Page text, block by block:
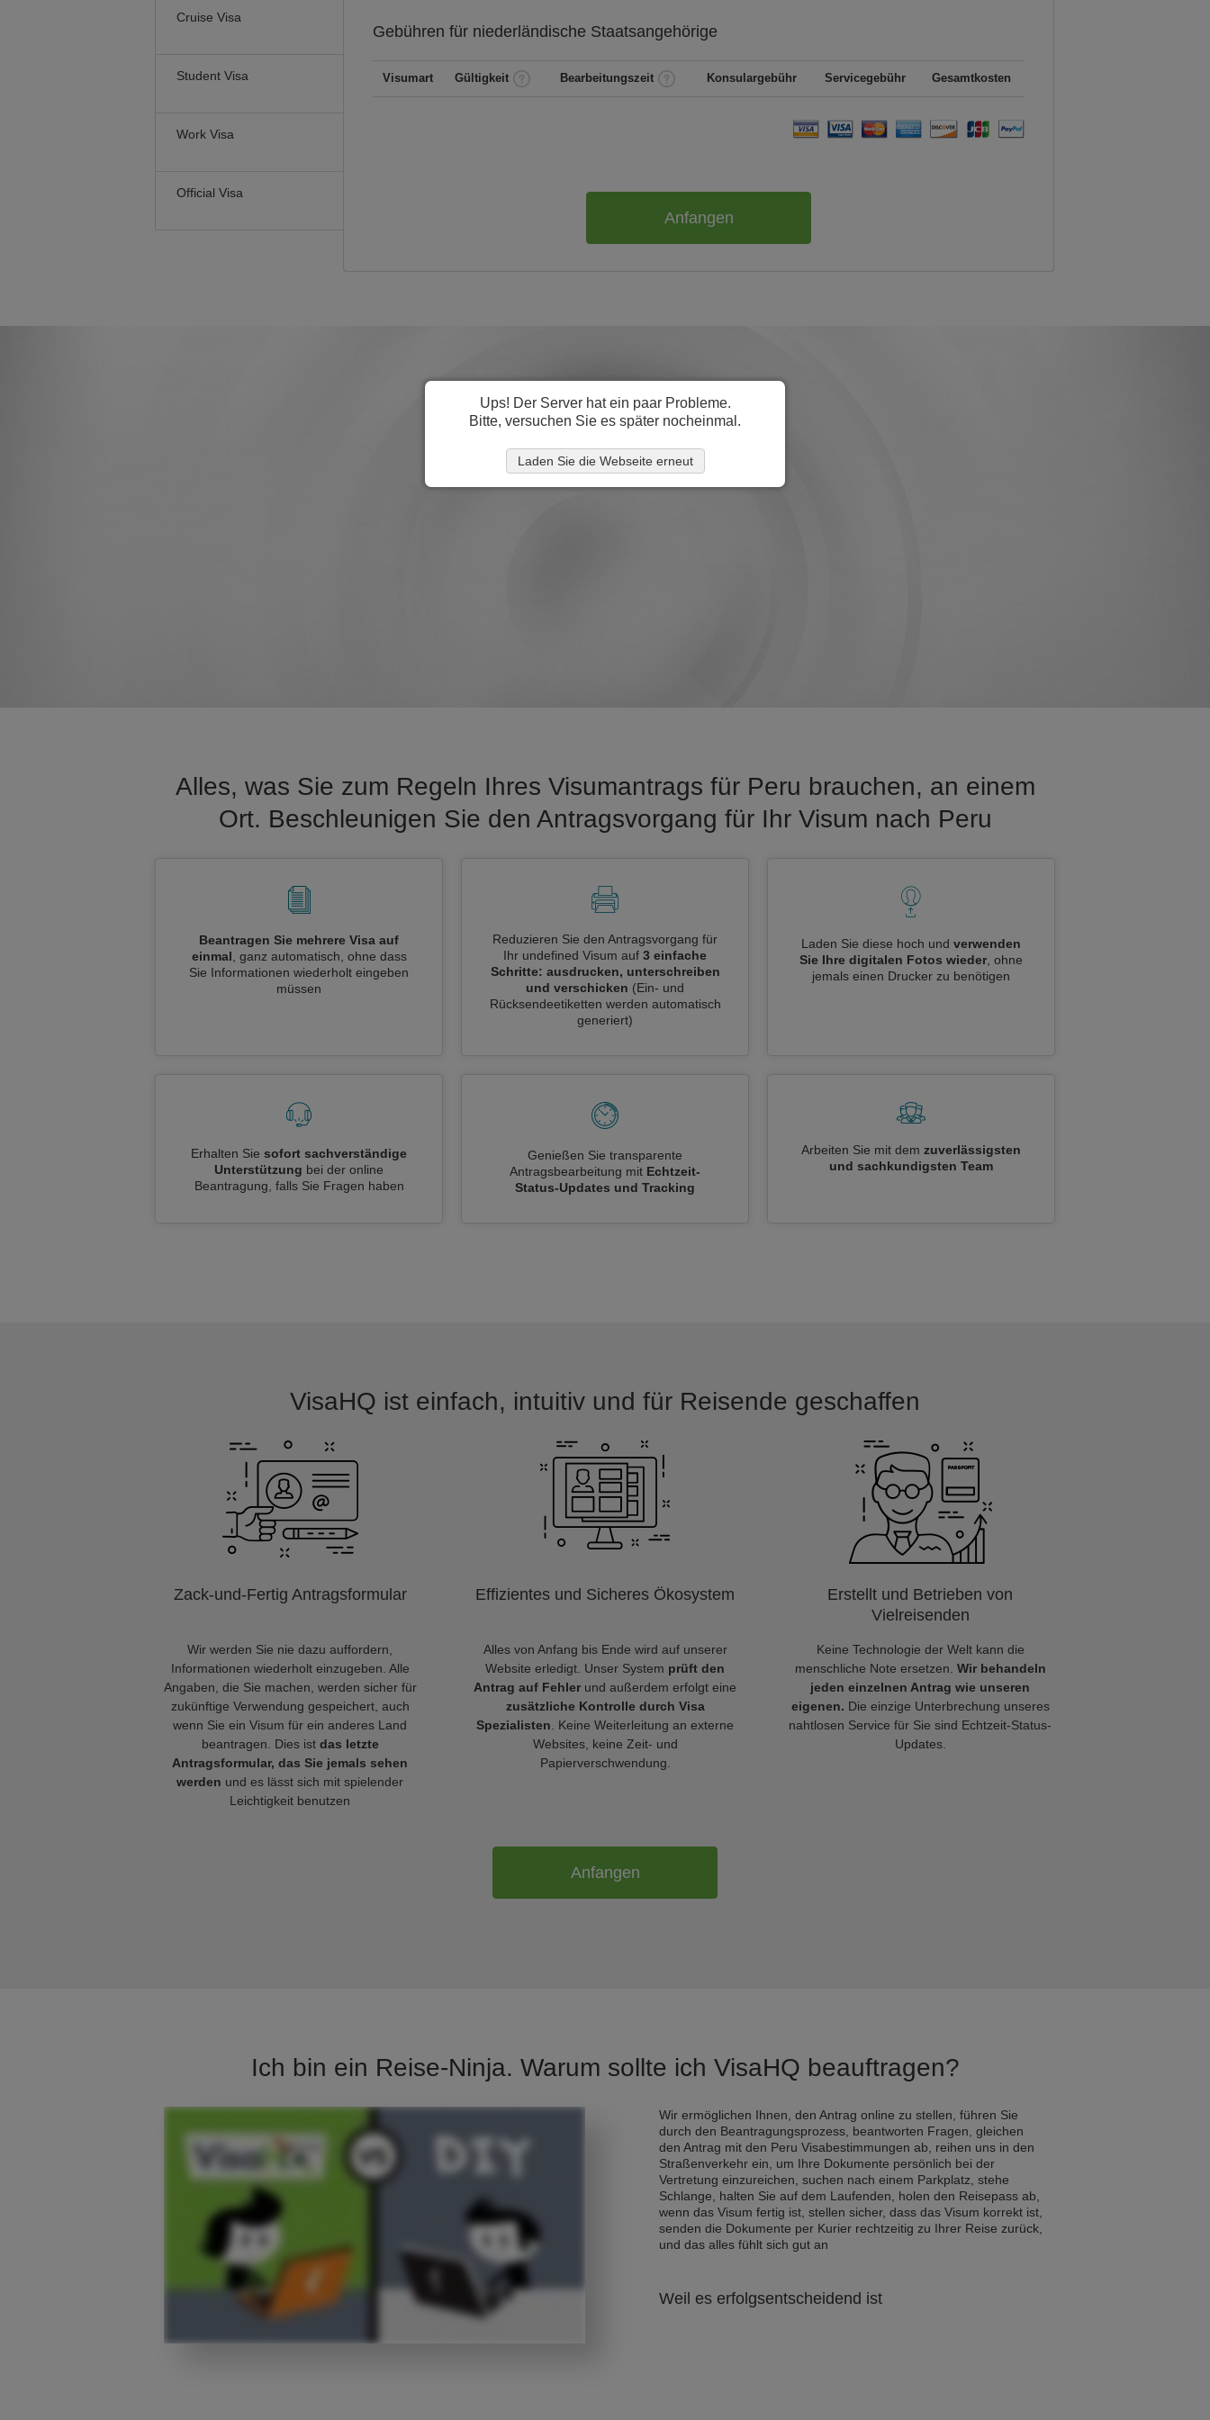
Cruise Visa
Student Visa
Work Visa
Official Visa
Gebühren für niederländische Staatsangehörige
Visumart Gültigkeit Bearbeitungszeit Konsulargebühr Servicegebühr Gesamtkosten
Anfangen
Alles, was Sie zum Regeln Ihres Visumantrags für Peru brauchen, an einem
Ort. Beschleunigen Sie den Antragsvorgang für Ihr Visum nach Peru
Beantragen Sie mehrere Visa auf
einmal , ganz automatisch, ohne dass
Sie Informationen wiederholt eingeben
müssen
Reduzieren Sie den Antragsvorgang für
Ihr undefined Visum auf 3 einfache
Schritte: ausdrucken, unterschreiben
und verschicken (Ein- und
Rücksendeetiketten werden automatisch
generiert)
Laden Sie diese hoch und verwenden
Sie Ihre digitalen Fotos wieder , ohne
jemals einen Drucker zu benötigen
Erhalten Sie sofort sachverständige
Unterstützung bei der online
Beantragung, falls Sie Fragen haben
Genießen Sie transparente
Antragsbearbeitung mit Echtzeit-
Status-Updates und Tracking
Arbeiten Sie mit dem zuverlässigsten
und sachkundigsten Team
VisaHQ ist einfach, intuitiv und für Reisende geschaffen
Zack-und-Fertig Antragsformular
Wir werden Sie nie dazu auffordern,
Informationen wiederholt einzugeben. Alle
Angaben, die Sie machen, werden sicher für
zukünftige Verwendung gespeichert, auch
wenn Sie ein Visum für ein anderes Land
beantragen. Dies ist das letzte
Antragsformular, das Sie jemals sehen
werden und es lässt sich mit spielender
Leichtigkeit benutzen
Effizientes und Sicheres Ökosystem
Alles von Anfang bis Ende wird auf unserer
Website erledigt. Unser System prüft den
Antrag auf Fehler und außerdem erfolgt eine
zusätzliche Kontrolle durch Visa
Spezialisten . Keine Weiterleitung an externe
Websites, keine Zeit- und
Papierverschwendung.
Erstellt und Betrieben von
Vielreisenden
Keine Technologie der Welt kann die
menschliche Note ersetzen. Wir behandeln
jeden einzelnen Antrag wie unseren
eigenen. Die einzige Unterbrechung unseres
nahtlosen Service für Sie sind Echtzeit-Status-
Updates.
Anfangen
Ich bin ein Reise-Ninja. Warum sollte ich VisaHQ beauftragen?
Wir ermöglichen Ihnen, den Antrag online zu stellen, führen Sie
durch den Beantragungsprozess, beantworten Fragen, gleichen
den Antrag mit den Peru Visabestimmungen ab, reihen uns in den
Straßenverkehr ein, um Ihre Dokumente persönlich bei der
Vertretung einzureichen, suchen nach einem Parkplatz, stehe
Schlange, halten Sie auf dem Laufenden, holen den Reisepass ab,
wenn das Visum fertig ist, stellen sicher, dass das Visum korrekt ist,
senden die Dokumente per Kurier rechtzeitig zu Ihrer Reise zurück,
und das alles fühlt sich gut an
Weil es erfolgsentscheidend ist
Ups! Der Server hat ein paar Probleme.
Bitte, versuchen Sie es später nocheinmal.
Laden Sie die Webseite erneut